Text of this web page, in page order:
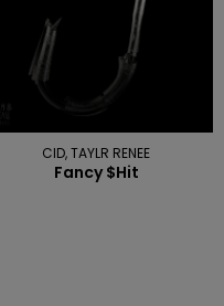
CID, TAYLR RENEE
Fancy $hit